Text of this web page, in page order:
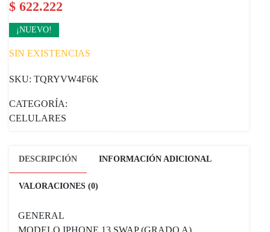
$ 622.222
¡NUEVO!
SIN EXISTENCIAS
SKU: TQRYVW4F6K
CATEGORÍA:
CELULARES
DESCRIPCIÓN INFORMACIÓN ADICIONAL
VALORACIONES (0)
GENERAL
MODELO IPHONE 13 SWAP (GRADO A)